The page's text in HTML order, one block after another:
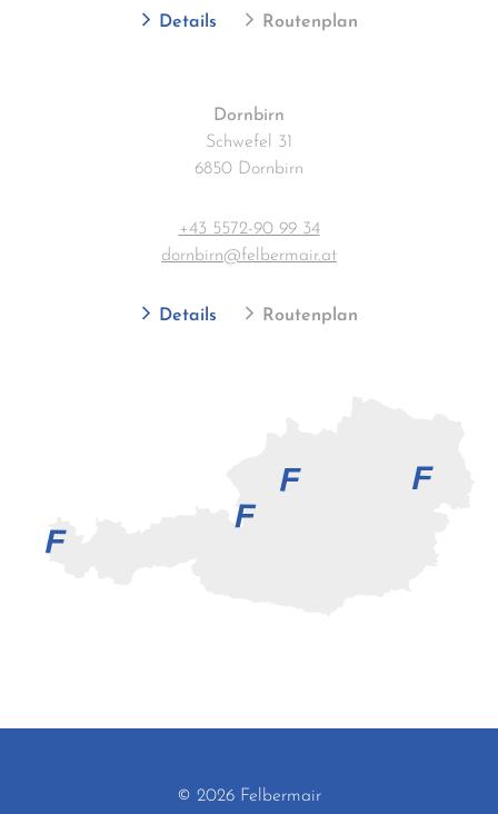
Details Routenplan
Dornbirn
Schwefel 31
6850 Dornbirn
+43 5572-90 99 34
dornbirn@felbermair.at
Details Routenplan
© 2026 Felbermair